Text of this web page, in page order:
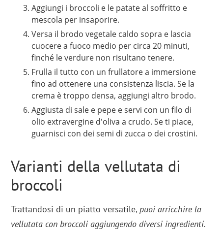
Aggiungi i broccoli e le patate al soffritto e
mescola per insaporire.
Versa il brodo vegetale caldo sopra e lascia
cuocere a fuoco medio per circa 20 minuti,
finché le verdure non risultano tenere.
Frulla il tutto con un frullatore a immersione
fino ad ottenere una consistenza liscia. Se la
crema è troppo densa, aggiungi altro brodo.
Aggiusta di sale e pepe e servi con un filo di
olio extravergine d'oliva a crudo. Se ti piace,
guarnisci con dei semi di zucca o dei crostini.
Varianti della vellutata di
broccoli
Trattandosi di un piatto versatile,puoi arricchire la
vellutata con broccoli aggiungendo diversi ingredienti.